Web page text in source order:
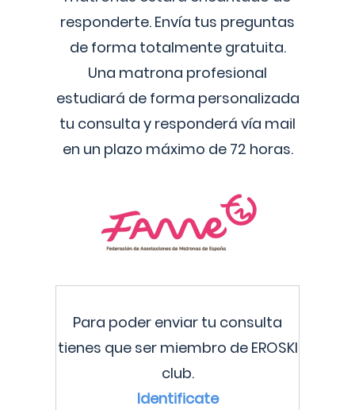
responderte. Envía tus preguntas
de forma totalmente gratuita.
Una matrona profesional
estudiará de forma personalizada
tu consulta y responderá vía mail
en un plazo máximo de 72 horas.
Para poder enviar tu consulta
tienes que ser miembro de EROSKI
club.
Identificate